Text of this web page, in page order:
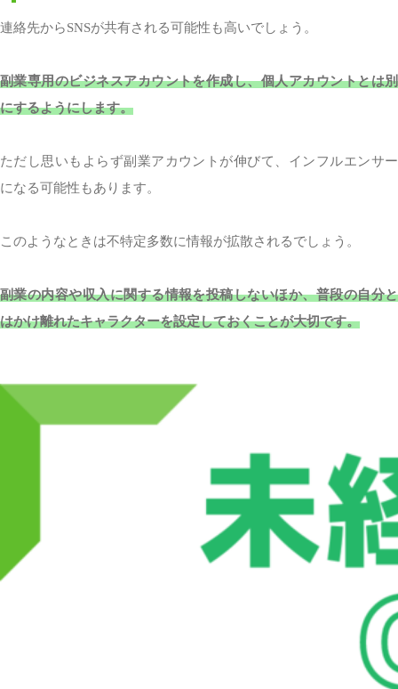
連絡先からSNSが共有される可能性も高いでしょう。
副業専用のビジネスアカウントを作成し、個人アカウントとは別
にするようにします。
ただし思いもよらず副業アカウントが伸びて、インフルエンサー
になる可能性もあります。
このようなときは不特定多数に情報が拡散されるでしょう。
副業の内容や収入に関する情報を投稿しないほか、普段の自分と
はかけ離れたキャラクターを設定しておくことが大切です。